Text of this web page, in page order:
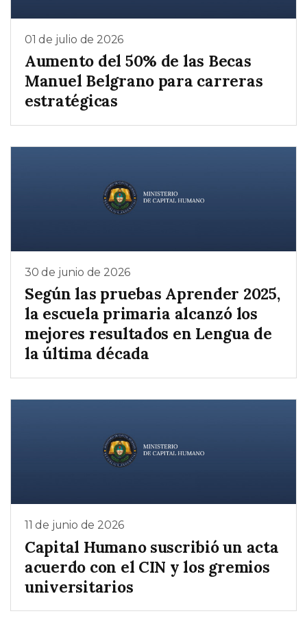
01 de julio de 2026
Aumento del 50% de las Becas
Manuel Belgrano para carreras
estratégicas
30 de junio de 2026
Según las pruebas Aprender 2025,
la escuela primaria alcanzó los
mejores resultados en Lengua de
la última década
11 de junio de 2026
Capital Humano suscribió un acta
acuerdo con el CIN y los gremios
universitarios